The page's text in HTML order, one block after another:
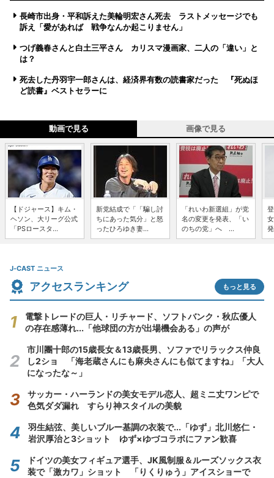
長崎市出身・平和訴えた美輪明宏さん死去 ラストメッセージでも
訴え「愛があれば 戦争なんか起こりません」
つげ義春さんと白土三平さん カリスマ漫画家、二人の「違い」と
は？
死去した丹羽宇一郎さんは、経済界有数の読書家だった 『死ぬほ
ど読書』ベストセラーに
動画で見る 画像で見る
【ドジャース】キム・
ヘソン、大リーグ公式
「PSロースタ...
新党結成で「「騙し討
ちにあった気分」と怒
ったひろゆき妻...
「れいわ新選組」が党
名の変更を発表、「い
のちの党」へ ...
J-CAST ニュース
アクセスランキング もっと見る
電撃トレードの巨人・リチャード、ソフトバンク・秋広優人
の存在感薄れ...「他球団の方が出場機会ある」の声が
市川團十郎の15歳長女＆13歳長男、ソファでリラックス仲良
し2ショ 「海老蔵さんにも麻央さんにも似てますね」「大人
になったな～」
サッカー・ハーランドの美女モデル恋人、超ミニ丈ワンピで
色気ダダ漏れ すらり神スタイルの美貌
羽生結弦、美しいブルー基調の衣装で...「ゆず」北川悠仁・
岩沢厚治と3ショット ゆず×ゆづコラボにファン歓喜
ドイツの美女フィギュア選手、JK風制服＆ルーズソックス衣
装で「激カワ」ショット 「りくりゅう」アイスショーで